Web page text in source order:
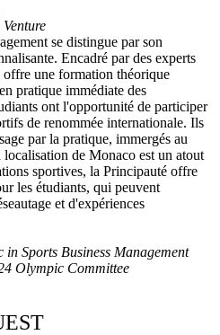
se distingue par son
Encadré par des experts
une formation théorique
pratique immédiate des
ont l'opportunité de participer
de renommée internationale. Ils
par la pratique, immergés au
de Monaco est un atout
sportives, la Principauté offre
les étudiants, qui peuvent
et d'expériences
in Sports Business Management
Olympic Committee